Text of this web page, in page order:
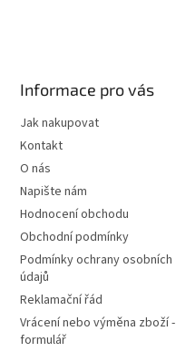
Informace pro vás
Jak nakupovat
Kontakt
O nás
Napište nám
Hodnocení obchodu
Obchodní podmínky
Podmínky ochrany osobních
údajů
Reklamační řád
Vrácení nebo výměna zboží -
formulář